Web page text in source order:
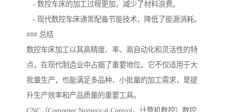
- 数控车床的加工过程更加，减少了材料浪费。
- 现代数控车床通常配备节能技术，降低了能源消耗。
### 总结
数控车床加工以其高精度、率、高自动化和灵活性的特
点，在现代制造业中占据了重要地位。它不仅适用于大
批量生产，也能满足多品种、小批量的加工需求，是提
升生产效率和产品质量的重要工具。